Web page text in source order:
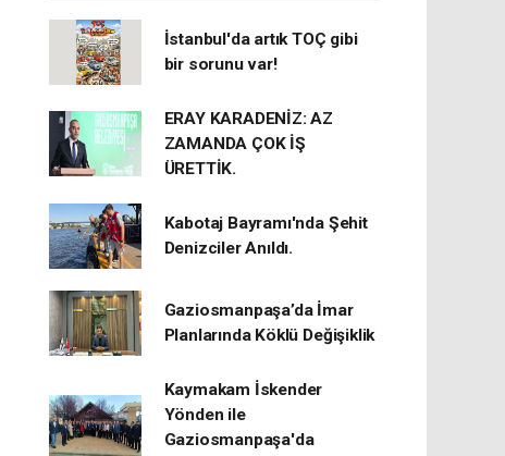
İstanbul'da artık TOÇ gibi
bir sorunu var!
ERAY KARADENİZ: AZ
ZAMANDA ÇOK İŞ
ÜRETTİK.
Kabotaj Bayramı'nda Şehit
Denizciler Anıldı.
Gaziosmanpaşa’da İmar
Planlarında Köklü Değişiklik
Kaymakam İskender
Yönden ile
Gaziosmanpaşa'da